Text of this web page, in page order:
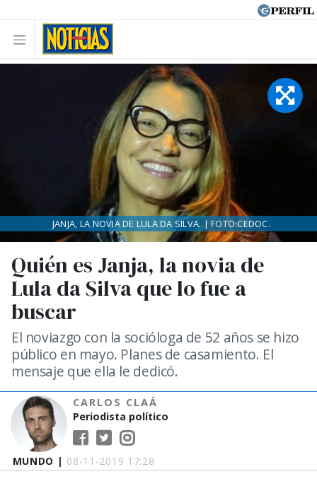
MUNDO | 08-11-2019 17:28
Quién es Janja, la novia de
Lula da Silva que lo fue a
buscar
El noviazgo con la socióloga de 52 años se hizo
público en mayo. Planes de casamiento. El
mensaje que ella le dedicó.
CARLOS CLAÁ
Periodista político
JANJA, LA NOVIA DE LULA DA SILVA. | FOTO:CEDOC.